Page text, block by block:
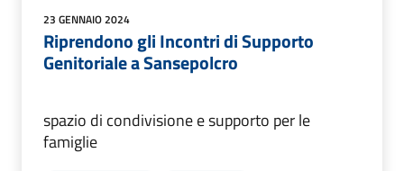
23 GENNAIO 2024
Riprendono gli Incontri di Supporto
Genitoriale a Sansepolcro
spazio di condivisione e supporto per le
famiglie